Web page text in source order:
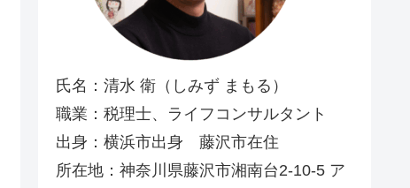
氏名：清水 衛（しみず まもる）
職業：税理士、ライフコンサルタント
出身：横浜市出身 藤沢市在住
所在地：神奈川県藤沢市湘南台2-10-5 ア